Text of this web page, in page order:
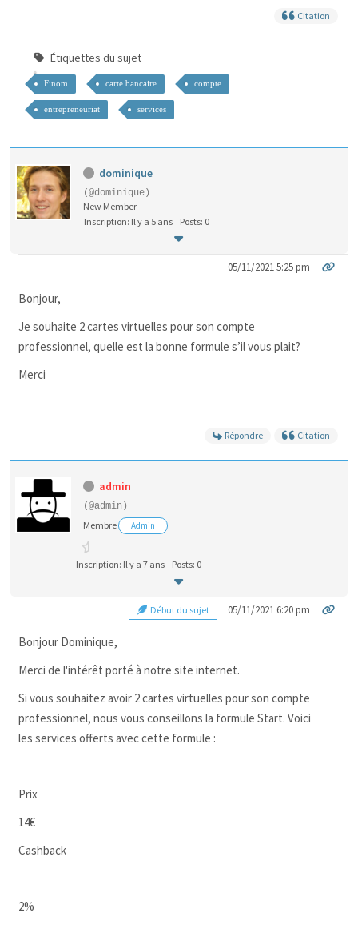
Citation
Étiquettes du sujet
Finom carte bancaire compte
entrepreneuriat services
dominique
(@dominique)
New Member
Inscription: Il y a 5 ans
Posts: 0
05/11/2021 5:25 pm
Bonjour,
Je souhaite 2 cartes virtuelles pour son compte
professionnel, quelle est la bonne formule s’il vous plait?
Merci
Répondre Citation
admin
(@admin)
Membre Admin
Inscription: Il y a 7 ans Posts: 0
Début du sujet 05/11/2021 6:20 pm
Bonjour Dominique,
Merci de l'intérêt porté à notre site internet.
Si vous souhaitez avoir 2 cartes virtuelles pour son compte
professionnel, nous vous conseillons la formule Start. Voici
les services offerts avec cette formule :
Prix
14€
Cashback
2%